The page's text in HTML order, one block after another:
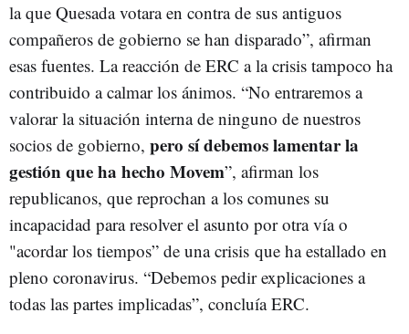
la que Quesada votara en contra de sus antiguos
compañeros de gobierno se han disparado”, afirman
esas fuentes. La reacción de ERC a la crisis tampoco ha
contribuido a calmar los ánimos. “No entraremos a
valorar la situación interna de ninguno de nuestros
socios de gobierno, pero sí debemos lamentar la
gestión que ha hecho Movem”, afirman los
republicanos, que reprochan a los comunes su
incapacidad para resolver el asunto por otra vía o
"acordar los tiempos” de una crisis que ha estallado en
pleno coronavirus. “Debemos pedir explicaciones a
todas las partes implicadas”, concluía ERC.